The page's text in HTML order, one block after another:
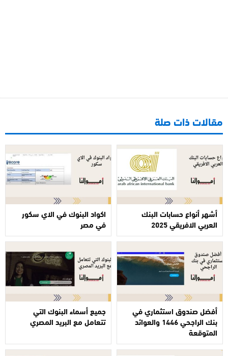
مقالات ذات صلة
أشهر أنواع حسابات البنك
العربي الافريقي 2025
اكواد البنوك في الاي سكور
في مصر
أفضل صندوق استثماري في
بنك الراجحي 1446 والعوائد
المتوقعة
جميع أسماء البنوك التي
تتعامل مع البريد المصري